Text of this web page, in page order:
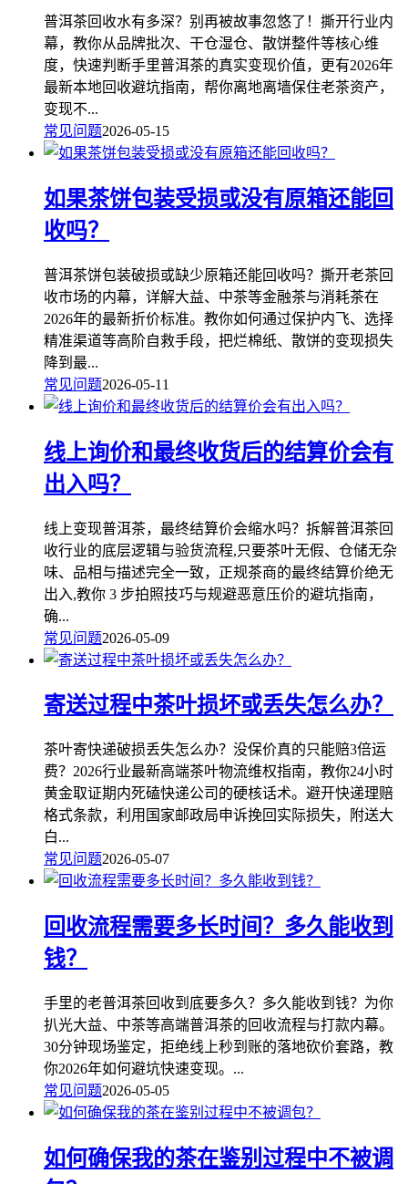
普洱茶回收水有多深？别再被故事忽悠了！撕开行业内
幕，教你从品牌批次、干仓湿仓、散饼整件等核心维
度，快速判断手里普洱茶的真实变现价值，更有2026年
最新本地回收避坑指南，帮你离地离墙保住老茶资产，
变现不...
常见问题2026-05-15
如果茶饼包装受损或没有原箱还能回
收吗？
普洱茶饼包装破损或缺少原箱还能回收吗？撕开老茶回
收市场的内幕，详解大益、中茶等金融茶与消耗茶在
2026年的最新折价标准。教你如何通过保护内飞、选择
精准渠道等高阶自救手段，把烂棉纸、散饼的变现损失
降到最...
常见问题2026-05-11
线上询价和最终收货后的结算价会有
出入吗？
线上变现普洱茶，最终结算价会缩水吗？拆解普洱茶回
收行业的底层逻辑与验货流程,只要茶叶无假、仓储无杂
味、品相与描述完全一致，正规茶商的最终结算价绝无
出入,教你 3 步拍照技巧与规避恶意压价的避坑指南，
确...
常见问题2026-05-09
寄送过程中茶叶损坏或丢失怎么办？
茶叶寄快递破损丢失怎么办？没保价真的只能赔3倍运
费？2026行业最新高端茶叶物流维权指南，教你24小时
黄金取证期内死磕快递公司的硬核话术。避开快递理赔
格式条款，利用国家邮政局申诉挽回实际损失，附送大
白...
常见问题2026-05-07
回收流程需要多长时间？多久能收到
钱？
手里的老普洱茶回收到底要多久？多久能收到钱？为你
扒光大益、中茶等高端普洱茶的回收流程与打款内幕。
30分钟现场鉴定，拒绝线上秒到账的落地砍价套路，教
你2026年如何避坑快速变现。...
常见问题2026-05-05
如何确保我的茶在鉴别过程中不被调